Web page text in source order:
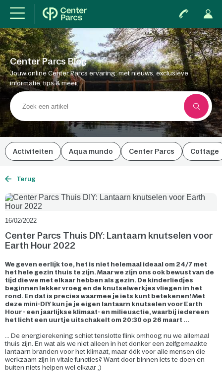
Center Parcs Blog
Jouw online Center Parcs ervaring: met nieuws, exclusieve
informatie, tips & meer.
Activiteiten Aqua mundo Center Parcs Cottage
Terug
16/02/2022
Center Parcs Thuis DIY: Lantaarn knutselen voor
Earth Hour 2022
We geven eerlijk toe, het is niet helemaal ideaal om 24/7 met
het hele gezin thuis te zijn. Maar we zijn ons ook bewust van de
tijd die we met elkaar hebben als gezin. De kinderliedjes
beginnen lekker vroeg en de knutselwerkjes vliegen in het
rond. En dat is precies waarmee je iets kunt betekenen! Met
deze mini-DIY kun je je eigen lantaarn knutselen voor Earth
Hour - een jaarlijkse klimaat- en milieuactie, waarbij iedereen
het licht een uurtje uitschakelt om 20:30 op 26 maart ...
... De energierekening schiet tenslotte flink omhoog nu we allemaal
thuis zijn. En wat als we niet alleen in het donker een zelfgemaakte
lantaarn branden voor het klimaat, maar óók voor alle mensen die
werkzaam zijn in vitale functies? Want door binnen iets te doen en
buiten niets helpen wel elkaar ;)